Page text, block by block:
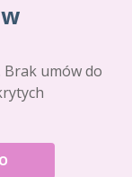
umów do